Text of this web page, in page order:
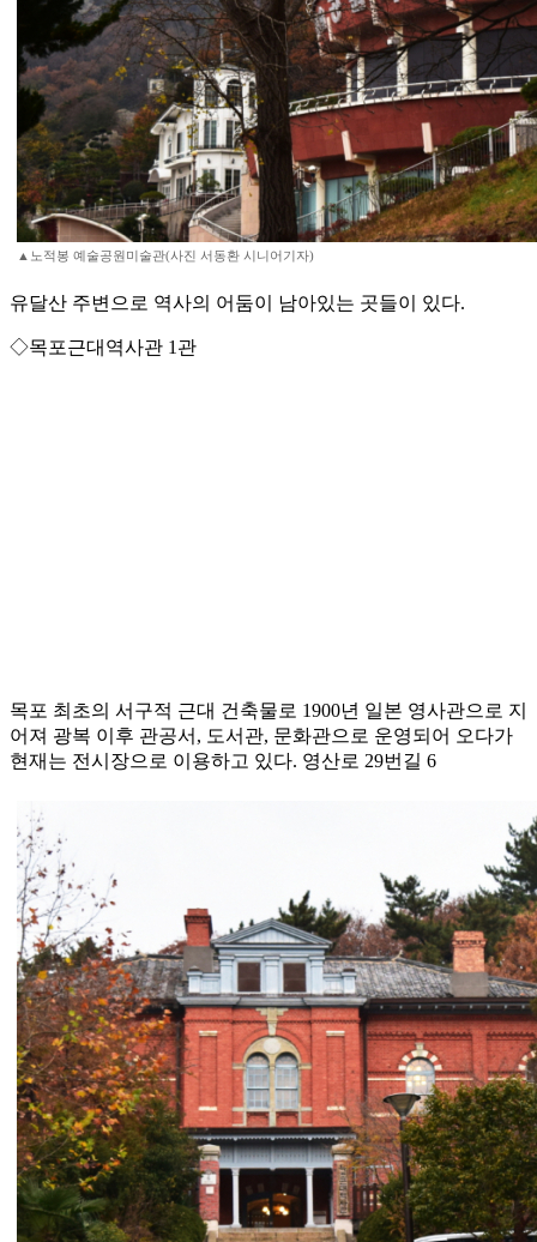
▲노적봉 예술공원미술관(사진 서동환 시니어기자)
유달산 주변으로 역사의 어둠이 남아있는 곳들이 있다.
◇목포근대역사관 1관
목포 최초의 서구적 근대 건축물로 1900년 일본 영사관으로 지
어져 광복 이후 관공서, 도서관, 문화관으로 운영되어 오다가
현재는 전시장으로 이용하고 있다. 영산로 29번길 6